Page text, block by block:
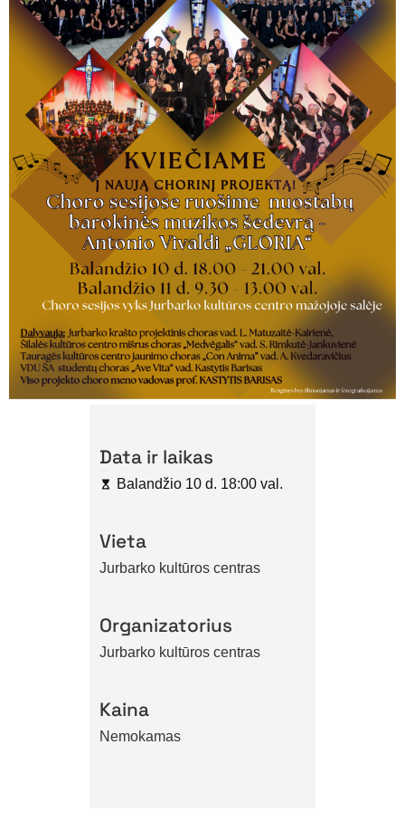
Data ir laikas
Balandžio 10 d. 18:00 val.
Vieta
Jurbarko kultūros centras
Organizatorius
Jurbarko kultūros centras
Kaina
Nemokamas